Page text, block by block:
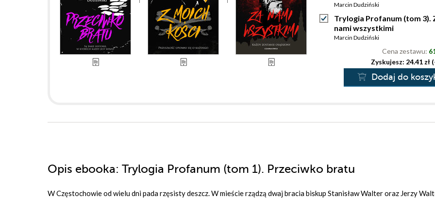
Marcin Dudziński
Trylogia Profanum (tom 3).
nami wszystkimi
Marcin Dudziński
Cena zestawu:
Zyskujesz: 24.41 zł
Dodaj do
Opis ebooka: Trylogia Profanum (tom 1). Przeciwko bratu
W Częstochowie od wielu dni pada rzęsisty deszcz. W mieście rządzą dwaj bracia biskup Stanisław Walter oraz Jerzy